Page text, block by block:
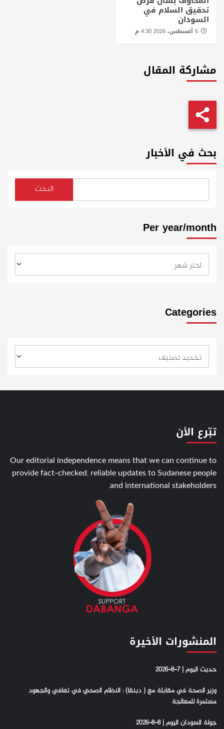
تحقيق السلام في
السودان
مشاركة المقال
بحث في الأخبار
البحث
Per year/month
Categories
تبّرع الأن
Our editorial independence means that we can continue to
provide fact-checked, reliable updates to Sudanese people
and international stakeholders.
المنشورات الأخيرة
حديث اليوم | 7-8-2026
وزير الصحة في مقابلة مع ( دبنقا) : النظام الصحي في تعافي والجهود
مستمرة للمعالجة
جولة السودان اليوم | 8-8-2026